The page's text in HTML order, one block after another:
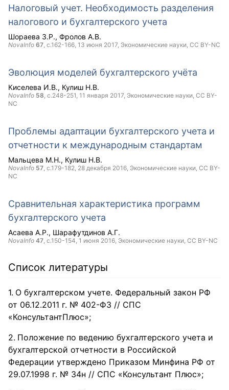
Налоговый учет. Необходимость разделения
налогового и бухгалтерского учета
Шораева З.Р. Фролов А.В.
NovaInfo 67, с.162-166, 13 июня 2017, Экономические науки, CC BY-NC
Эволюция моделей бухгалтерского учёта
Киселева И.В. Кулиш Н.В.
NovaInfo 58, с.248-251, 11 января 2017, Экономические науки, CC BY-
NC
Проблемы адаптации бухгалтерского учета и
отчетности к международным стандартам
Мальцева М.Н. Кулиш Н.В.
NovaInfo 57, с.179-182, 28 декабря 2016, Экономические науки, CC BY-
NC
Сравнительная характеристика программ
бухгалтерского учета
Асаева А.Р. Шарафутдинов А.Г.
NovaInfo 47, с.150-154, 1 июня 2016, Экономические науки, CC BY-NC
Список литературы
О бухгалтерском учете. Федеральный закон РФ
от 06.12.2011 г. № 402-ФЗ // СПС
«КонсультантПлюс»;
Положение по ведению бухгалтерского учета и
бухгалтерской отчетности в Российской
Федерации утверждено Приказом Минфина РФ от
29.07.1998 г. № 34н // СПС «Консультант Плюс»;